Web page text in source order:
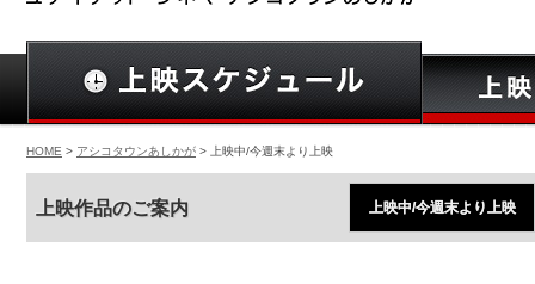
HOME > アシコタウンあしかが > 上映中/今週末より上映
上映作品のご案内 上映中/今週末より上映